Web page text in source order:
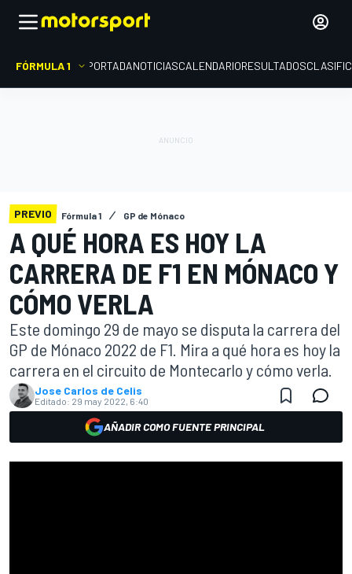
FÓRMULA 1 PORTADANOTICIASCALENDARIORESULTADOS
PREVIO Fórmula 1 GP de Mónaco
A QUÉ HORA ES HOY LA
CARRERA DE F1 EN MÓNACO Y
CÓMO VERLA
Este domingo 29 de mayo se disputa la carrera del
GP de Mónaco 2022 de F1. Mira a qué hora es hoy la
carrera en el circuito de Montecarlo y cómo verla.
Jose Carlos de Celis
Editado: 29 may 2022, 6:40
AÑADIR COMO FUENTE PRINCIPAL